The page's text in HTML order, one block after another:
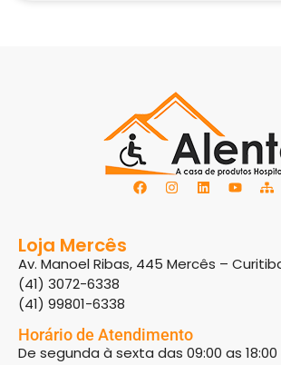
Loja Mercês
Av. Manoel Ribas, 445 Mercês –
(41) 3072-6338
(41) 99801-6338
Horário de Atendimento
De segunda à sexta das 09:00 as 18:00